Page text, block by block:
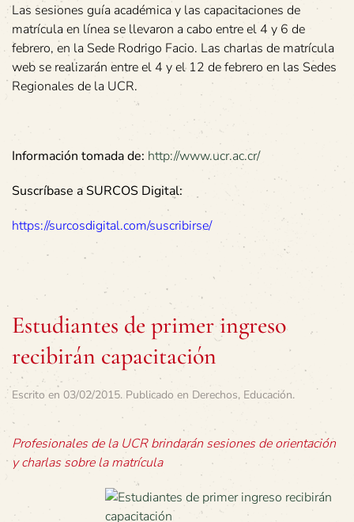
Las sesiones guía académica y las capacitaciones de
matrícula en línea se llevaron a cabo entre el 4 y 6 de
febrero, en la Sede Rodrigo Facio. Las charlas de matrícula
web se realizarán entre el 4 y el 12 de febrero en las Sedes
Regionales de la UCR.
Información tomada de: http://www.ucr.ac.cr/
Suscríbase a SURCOS Digital:
https://surcosdigital.com/suscribirse/
Estudiantes de primer ingreso
recibirán capacitación
Escrito en 03/02/2015. Publicado en Derechos, Educación.
Profesionales de la UCR brindarán sesiones de orientación
y charlas sobre la matrícula